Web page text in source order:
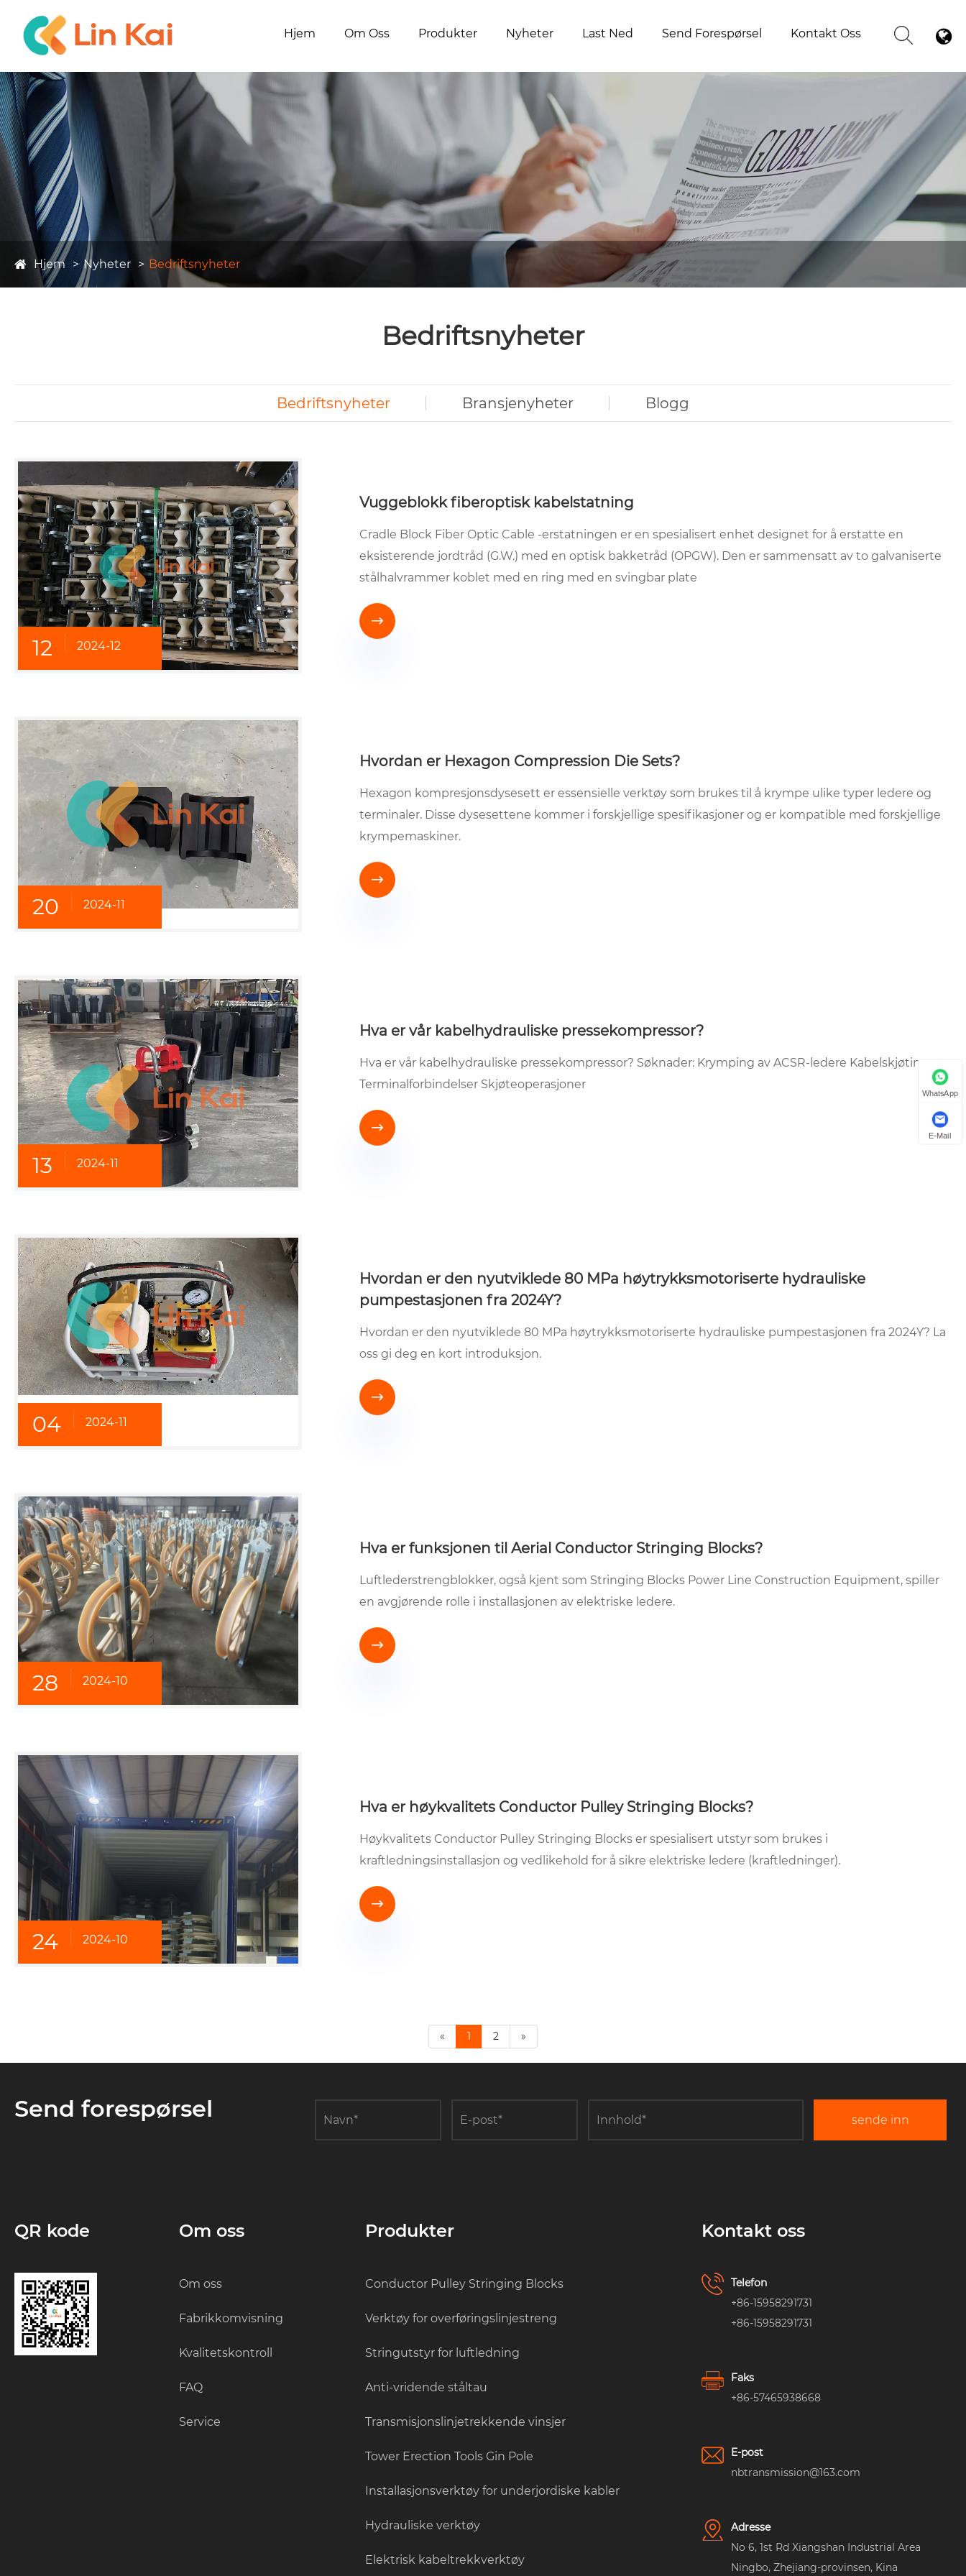
Hjem Om Oss Produkter Nyheter Last Ned Send Forespørsel Kontakt Oss
Hjem Nyheter Bedriftsnyheter
Bedriftsnyheter
Bedriftsnyheter Bransjenyheter Blogg
12 2024-12
Vuggeblokk fiberoptisk kabelstatning
Cradle Block Fiber Optic Cable -erstatningen er en spesialisert enhet designet for å erstatte en
eksisterende jordtråd (G.W.) med en optisk bakketråd (OPGW). Den er sammensatt av to galvaniserte
stålhalvrammer koblet med en ring med en svingbar plate

20 2024-11
Hvordan er Hexagon Compression Die Sets?
Hexagon kompresjonsdysesett er essensielle verktøy som brukes til å krympe ulike typer ledere og
terminaler. Disse dysesettene kommer i forskjellige spesifikasjoner og er kompatible med forskjellige
krympemaskiner.

13 2024-11
Hva er vår kabelhydrauliske pressekompressor?
Hva er vår kabelhydrauliske pressekompressor? Søknader: Krymping av ACSR-ledere Kabelskjøting
Terminalforbindelser Skjøteoperasjoner

04 2024-11
Hvordan er den nyutviklede 80 MPa høytrykksmotoriserte hydrauliske
pumpestasjonen fra 2024Y?
Hvordan er den nyutviklede 80 MPa høytrykksmotoriserte hydrauliske pumpestasjonen fra 2024Y? La
oss gi deg en kort introduksjon.

28 2024-10
Hva er funksjonen til Aerial Conductor Stringing Blocks?
Luftlederstrengblokker, også kjent som Stringing Blocks Power Line Construction Equipment, spiller
en avgjørende rolle i installasjonen av elektriske ledere.

24 2024-10
Hva er høykvalitets Conductor Pulley Stringing Blocks?
Høykvalitets Conductor Pulley Stringing Blocks er spesialisert utstyr som brukes i
kraftledningsinstallasjon og vedlikehold for å sikre elektriske ledere (kraftledninger).

« 1 2 »
Send forespørsel sende inn
QR kode Om oss
Om oss
Fabrikkomvisning
Kvalitetskontroll
FAQ
Service
Produkter
Conductor Pulley Stringing Blocks
Verktøy for overføringslinjestreng
Stringutstyr for luftledning
Anti-vridende ståltau
Transmisjonslinjetrekkende vinsjer
Tower Erection Tools Gin Pole
Installasjonsverktøy for underjordiske kabler
Hydrauliske verktøy
Elektrisk kabeltrekkverktøy
Kontakt oss
Telefon
+86-15958291731
+86-15958291731
Faks
+86-57465938668
E-post
nbtransmission@163.com
Adresse
No 6, 1st Rd Xiangshan Industrial Area
Ningbo, Zhejiang-provinsen, Kina
WhatsApp
E-Mail